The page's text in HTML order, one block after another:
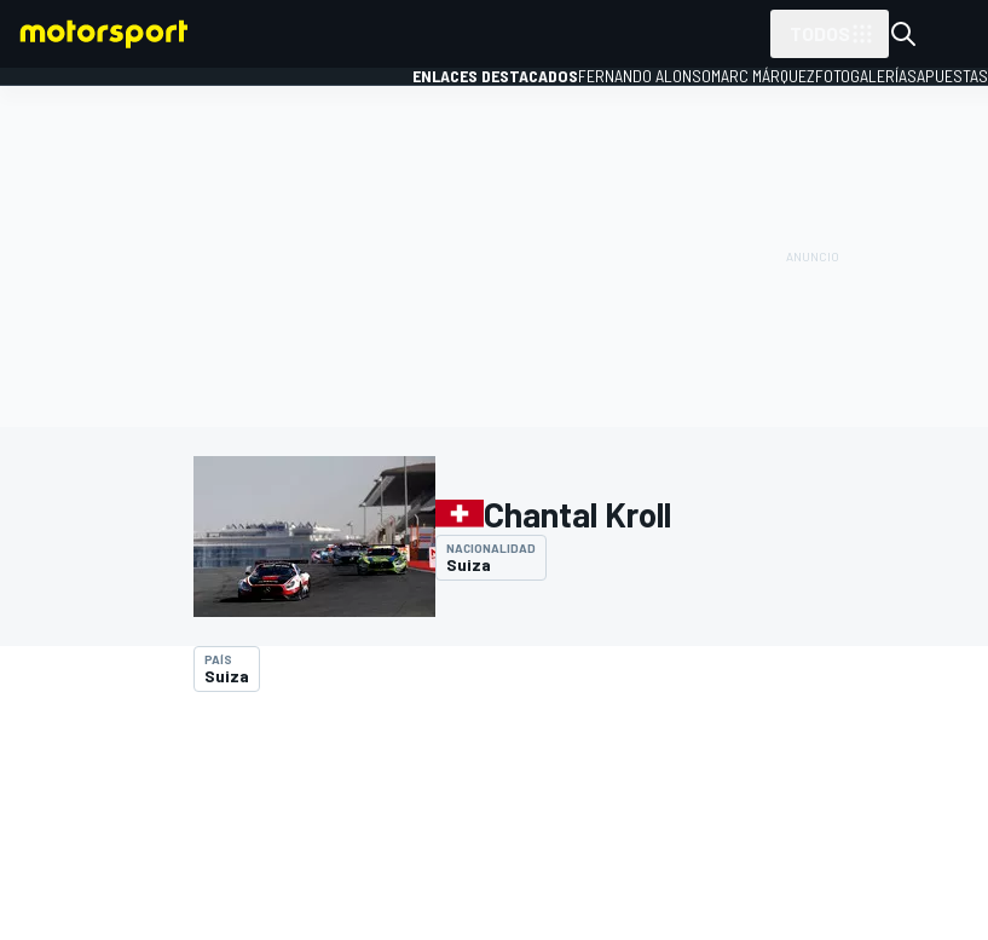
INDYCAR
ENLACES DESTACADOSFERNANDO ALONSOMARC MÁRQUEZFOTOGALERÍASAPUESTAS
Chantal Kroll
NACIONALIDAD
Suiza
PAÍS
Suiza